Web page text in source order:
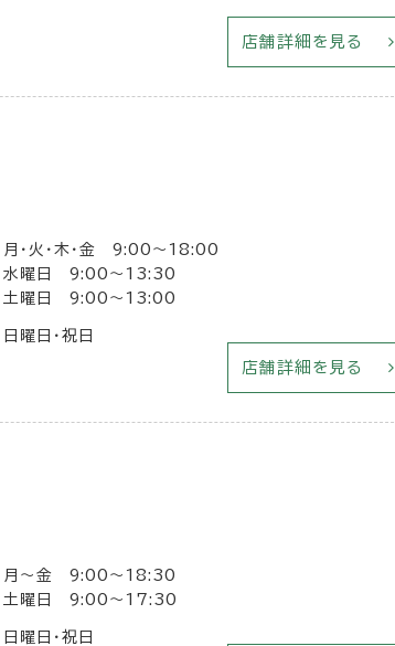
店舗詳細を見る
月・火・木・金 9:00〜18:00
水曜日 9:00〜13:30
土曜日 9:00～13:00
日曜日・祝日
店舗詳細を見る
月〜金 9:00〜18:30
土曜日 9:00～17:30
日曜日・祝日